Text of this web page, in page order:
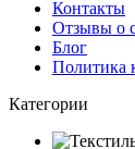
Контакты
Отзывы о
Блог
Политика
Категории